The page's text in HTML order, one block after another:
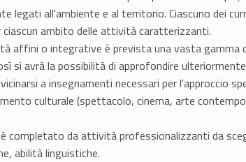
legati all'ambiente e al territorio. Ciascuno dei
ciascun ambito delle attività caratterizzanti.
affini o integrative è prevista una vasta gamma
si avrà la possibilità di approfondire
a insegnamenti necessari per l'approccio
culturale (spettacolo, cinema, arte
completato da attività professionalizzanti da
abilità linguistiche.